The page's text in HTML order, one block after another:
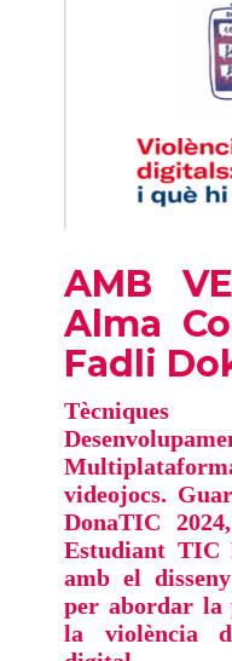
AMB
Alma
Fadli
videojocs.
DonaTIC
Estudiant TIC
amb el
per abordar la
la violència